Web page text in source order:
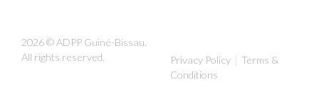
2026 © ADPP Guiné-Bissau.
All rights reserved.
Privacy Policy
Terms &
Conditions